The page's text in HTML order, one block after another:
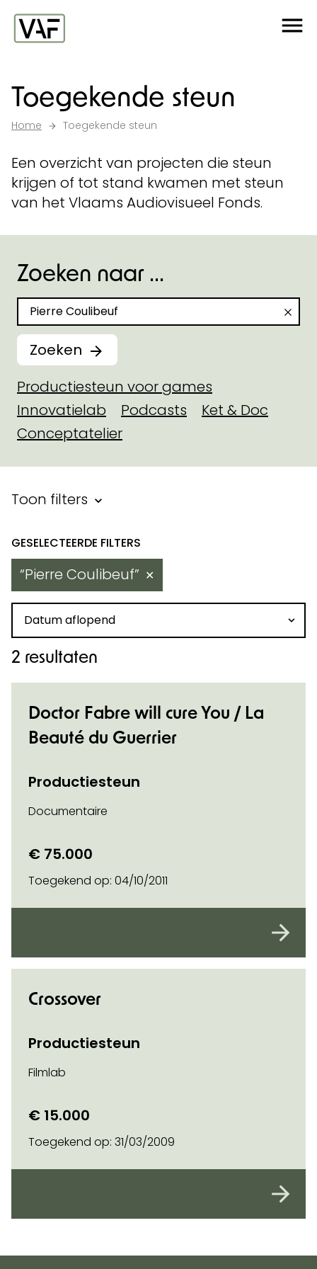
Ga verder naar de inhoud
Toegekende steun
Home Toegekende steun
Een overzicht van projecten die steun
krijgen of tot stand kwamen met steun
van het Vlaams Audiovisueel Fonds.
Zoeken naar ...
Zoeken naar
Zoeken
Productiesteun voor games
Innovatielab
Podcasts
Ket & Doc
Conceptatelier
Filter binnen toegekende
Toon filters
Resultaten
Pierre Coulibeuf ✕
Sorteren op datum
2 resultaten
Doctor Fabre will cure You / La
Beauté du Guerrier
Productiesteun
Documentaire
€ 75.000
Toegekend op: 04/10/2011
Crossover
Productiesteun
Filmlab
€ 15.000
Toegekend op: 31/03/2009